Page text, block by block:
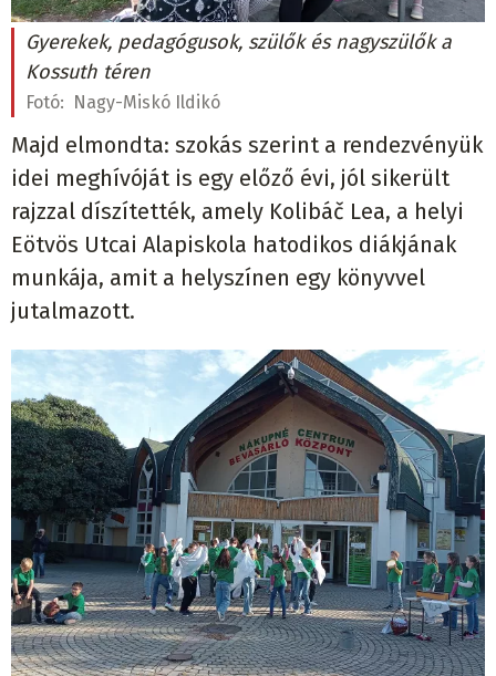
Gyerekek, pedagógusok, szülők és nagyszülők a
Kossuth téren
Fotó: Nagy-Miskó Ildikó
Majd elmondta: szokás szerint a rendezvényük
idei meghívóját is egy előző évi, jól sikerült
rajzzal díszítették, amely Kolibáč Lea, a helyi
Eötvös Utcai Alapiskola hatodikos diákjának
munkája, amit a helyszínen egy könyvvel
jutalmazott.